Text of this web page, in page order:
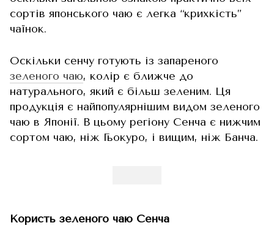
сортів японського чаю є легка “крихкість”
чаїнок.
Оскільки сенчу готують із запареного
зеленого чаю, колір є ближче до
натурального, який є більш зеленим. Ця
продукція є найпопулярнішим видом зеленого
чаю в Японії. В цьому регіону Сенча є нижчим
сортом чаю, ніж Гьокуро, і вищим, ніж Банча.
Користь зеленого чаю Сенча